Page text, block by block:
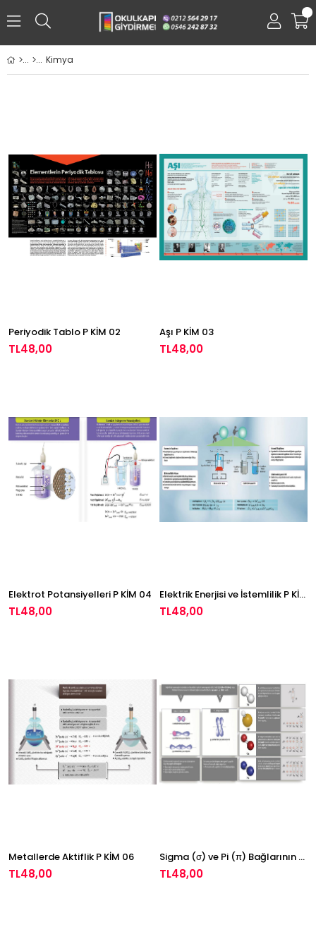
0
Kimya
Periyodik Tablo P KİM 02
TL48,00
Aşı P KİM 03
TL48,00
Elektrot Potansiyelleri P KİM 04
TL48,00
Elektrik Enerjisi ve İstemlilik P KİM 05
TL48,00
Metallerde Aktiflik P KİM 06
TL48,00
Sigma (σ) ve Pi (π) Bağlarının Oluşumu P KİM 07
TL48,00